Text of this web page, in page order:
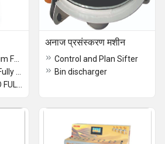
अनाज प्रसंस्करण मशीन
Control and Plan Sifter
Bin discharger